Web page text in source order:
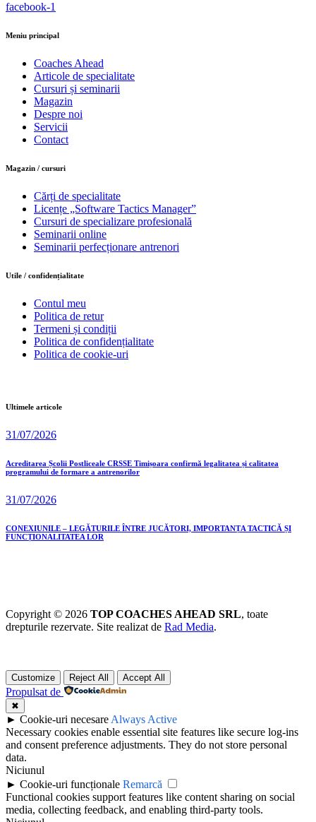
facebook-1
Meniu principal
Coaches Ahead
Articole de specialitate
Cursuri și seminarii
Magazin
Despre noi
Servicii
Contact
Magazin / cursuri
Cărți de specialitate
Licențe „Software Tactics Manager”
Cursuri de specializare profesională
Seminarii online
Seminarii perfecționare antrenori
Utile / confidențialitate
Contul meu
Politica de retur
Termeni și condiții
Politica de confidențialitate
Politica de cookie-uri
Ultimele articole
31/07/2026
Acreditarea Școlii Postliceale CRSSE Timișoara confirmă legalitatea și calitatea
programului de formare a antrenorilor
31/07/2026
CONEXIUNILE – LEGĂTURILE ÎNTRE JUCĂTORI, IMPORTANȚA TACTICĂ ȘI
FUNCȚIONALITATEA LOR
Copyright © 2026 TOP COACHES AHEAD SRL, toate
drepturile rezervate. Site realizat de Rad Media.
Customize Reject All Accept All
Propulsat de
✖
► Cookie-uri necesare Always Active
Necessary cookies enable essential site features like secure log-ins
and consent preference adjustments. They do not store personal
data.
Niciunul
► Cookie-uri funcționale Remarcă
Functional cookies support features like content sharing on social
media, collecting feedback, and enabling third-party tools.